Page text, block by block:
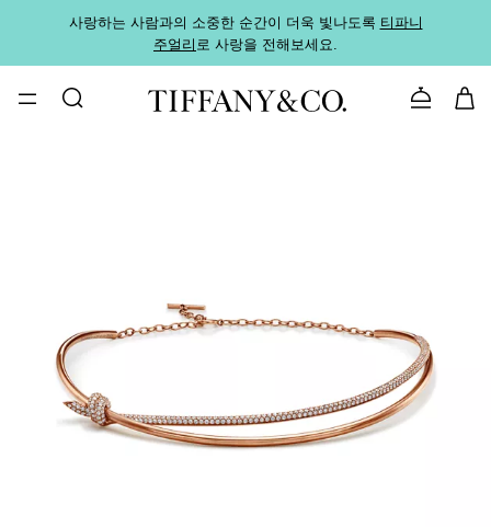
사랑하는 사람과의 소중한 순간이 더욱 빛나도록 티파니
주얼리로 사랑을 전해보세요.
문의하기